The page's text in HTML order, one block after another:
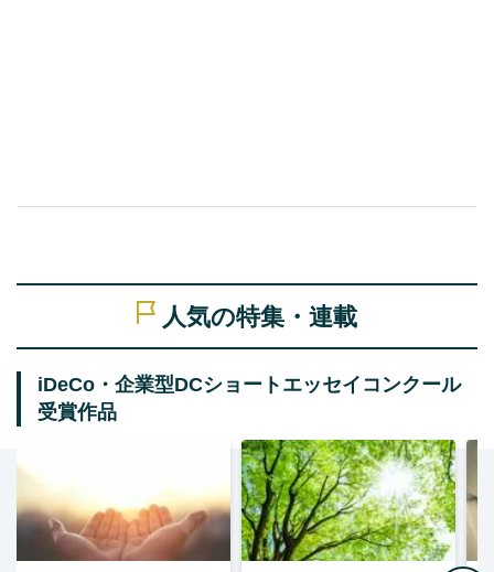
人気の特集・連載
iDeCo・企業型DCショートエッセイコンクール
受賞作品